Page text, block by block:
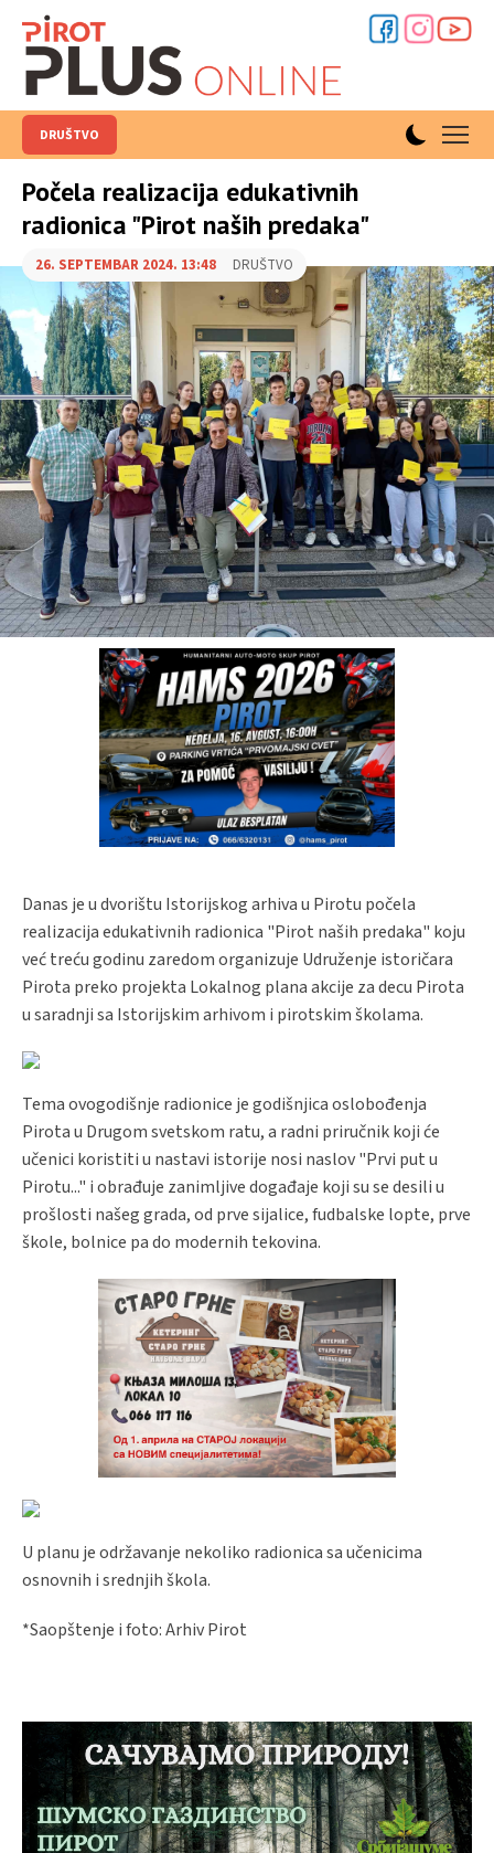
DRUŠTVO
Počela realizacija edukativnih
radionica "Pirot naših predaka"
26. SEPTEMBAR 2024. 13:48 DRUŠTVO
Danas je u dvorištu Istorijskog arhiva u Pirotu počela
realizacija edukativnih radionica "Pirot naših predaka" koju
već treću godinu zaredom organizuje Udruženje istoričara
Pirota preko projekta Lokalnog plana akcije za decu Pirota
u saradnji sa Istorijskim arhivom i pirotskim školama.
Tema ovogodišnje radionice je godišnjica oslobođenja
Pirota u Drugom svetskom ratu, a radni priručnik koji će
učenici koristiti u nastavi istorije nosi naslov "Prvi put u
Pirotu..." i obrađuje zanimljive događaje koji su se desili u
prošlosti našeg grada, od prve sijalice, fudbalske lopte, prve
škole, bolnice pa do modernih tekovina.
U planu je održavanje nekoliko radionica sa učenicima
osnovnih i srednjih škola.
*Saopštenje i foto: Arhiv Pirot